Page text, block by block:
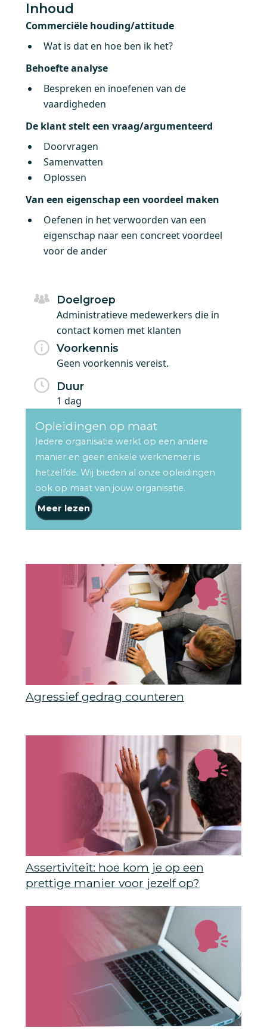
Inhoud
Commerciële houding/attitude
Wat is dat en hoe ben ik het?
Behoefte analyse
Bespreken en inoefenen van de
vaardigheden
De klant stelt een vraag/argumenteerd
Doorvragen
Samenvatten
Oplossen
Van een eigenschap een voordeel maken
Oefenen in het verwoorden van een
eigenschap naar een concreet voordeel
voor de ander
Doelgroep
Administratieve medewerkers die in
contact komen met klanten
Voorkennis
Geen voorkennis vereist.
Duur
1 dag
Opleidingen op maat
Iedere organisatie werkt op een andere
manier en geen enkele werknemer is
hetzelfde. Wij bieden al onze opleidingen
ook op maat van jouw organisatie.
Meer lezen
Agressief gedrag counteren
Assertiviteit: hoe kom je op een
prettige manier voor jezelf op?